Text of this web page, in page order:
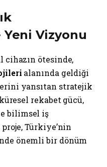
Vizyonu
cihazın ötesinde,
alanında geldiği
yansıtan stratejik
rekabet gücü,
bilimsel iş
Türkiye’nin
önemli bir dönüm